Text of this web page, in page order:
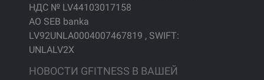
НДС № LV44103017158
АО SEB banka
LV92UNLA0004007467819 , SWIFT:
UNLALV2X
НОВОСТИ GFITNESS В ВАШЕЙ